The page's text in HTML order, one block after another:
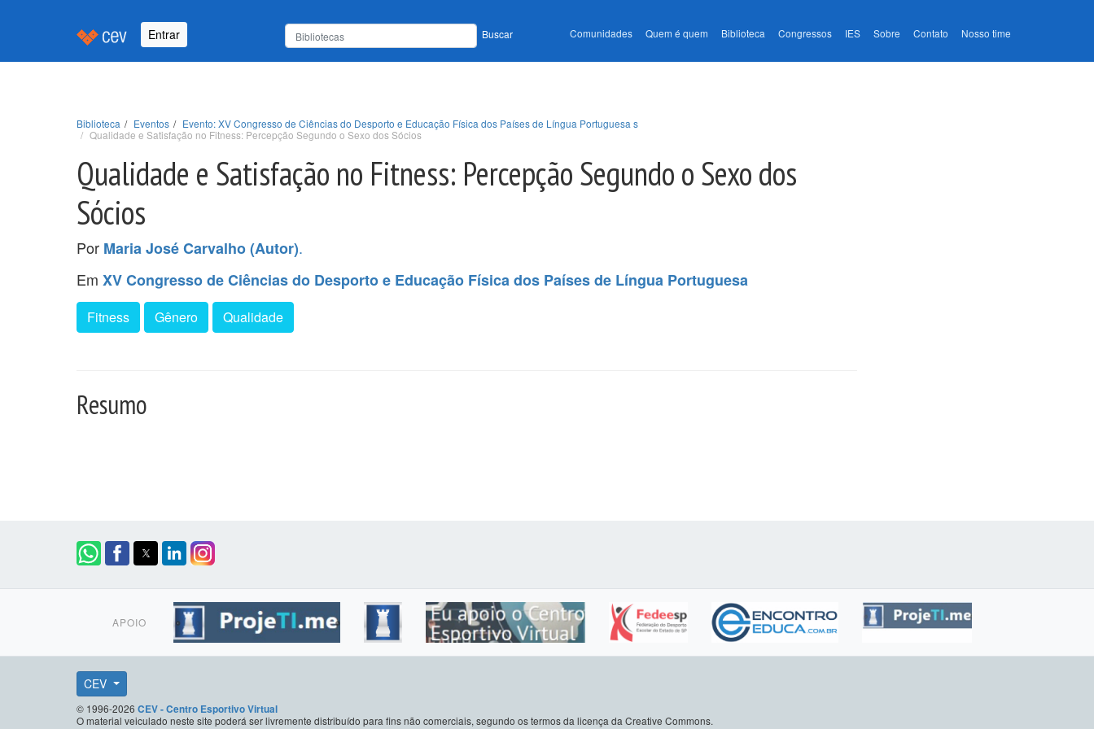
Entrar Buscar Comunidades Quem é quem Biblioteca Congressos IES Sobre Contato Nosso time
Biblioteca Eventos
Evento: XV Congresso de Ciências do Desporto e Educação Física dos Países de Língua Portuguesa s
Qualidade e Satisfação no Fitness: Percepção Segundo o Sexo dos Sócios
Qualidade e Satisfação no Fitness: Percepção Segundo o Sexo dos
Sócios
Por Maria José Carvalho (Autor).
Em XV Congresso de Ciências do Desporto e Educação Física dos Países de Língua Portuguesa
Fitness Gênero Qualidade
Resumo
APOIO
CEV
© 1996-2026 CEV - Centro Esportivo Virtual
O material veiculado neste site poderá ser livremente distribuído para fins não comerciais, segundo os termos da licença da Creative Commons.